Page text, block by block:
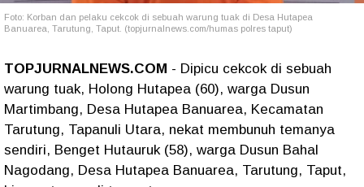
Foto: Korban dan pelaku cekcok di sebuah warung tuak di Desa Hutapea
Banuarea, Tarutung, Taput. (topjurnalnews.com/humas polres taput)
TOPJURNALNEWS.COM - Dipicu cekcok di sebuah
warung tuak, Holong Hutapea (60), warga Dusun
Martimbang, Desa Hutapea Banuarea, Kecamatan
Tarutung, Tapanuli Utara, nekat membunuh temanya
sendiri, Benget Hutauruk (58), warga Dusun Bahal
Nagodang, Desa Hutapea Banuarea, Tarutung, Taput,